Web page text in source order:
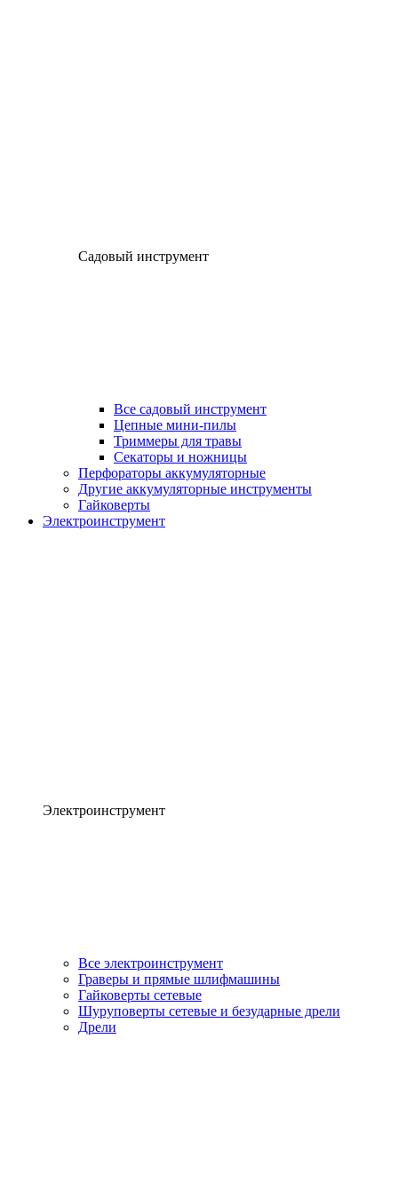
Садовый инструмент
Все садовый инструмент
Цепные мини-пилы
Триммеры для травы
Секаторы и ножницы
Перфораторы аккумуляторные
Другие аккумуляторные инструменты
Гайковерты
Электроинструмент
Электроинструмент
Все электроинструмент
Граверы и прямые шлифмашины
Гайковерты сетевые
Шуруповерты сетевые и безударные дрели
Дрели